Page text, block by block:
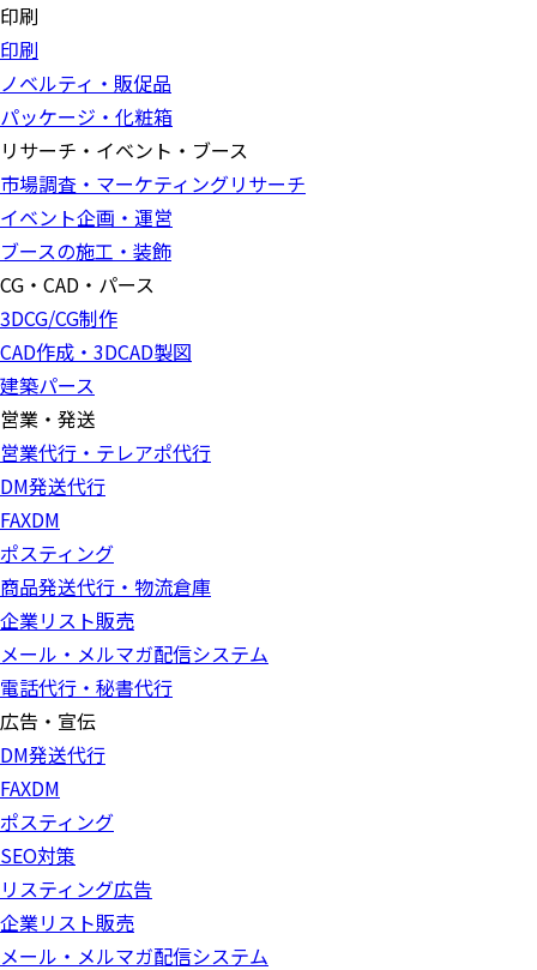
印刷
印刷
ノベルティ・販促品
パッケージ・化粧箱
リサーチ・イベント・ブース
市場調査・マーケティングリサーチ
イベント企画・運営
ブースの施工・装飾
CG・CAD・パース
3DCG/CG制作
CAD作成・3DCAD製図
建築パース
営業・発送
営業代行・テレアポ代行
DM発送代行
FAXDM
ポスティング
商品発送代行・物流倉庫
企業リスト販売
メール・メルマガ配信システム
電話代行・秘書代行
広告・宣伝
DM発送代行
FAXDM
ポスティング
SEO対策
リスティング広告
企業リスト販売
メール・メルマガ配信システム